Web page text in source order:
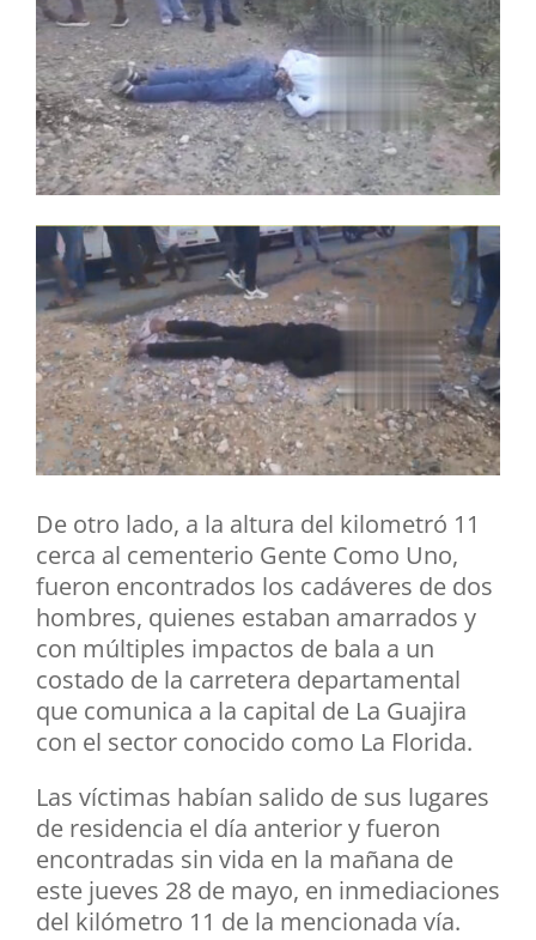
De otro lado, a la altura del kilometró 11
cerca al cementerio Gente Como Uno,
fueron encontrados los cadáveres de dos
hombres, quienes estaban amarrados y
con múltiples impactos de bala a un
costado de la carretera departamental
que comunica a la capital de La Guajira
con el sector conocido como La Florida.
Las víctimas habían salido de sus lugares
de residencia el día anterior y fueron
encontradas sin vida en la mañana de
este jueves 28 de mayo, en inmediaciones
del kilómetro 11 de la mencionada vía.